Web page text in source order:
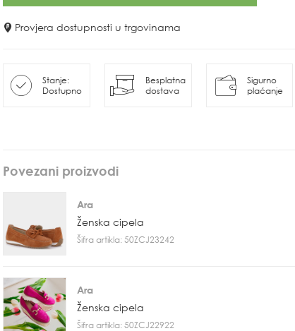
Provjera dostupnosti u trgovinama
Stanje:
Dostupno
Besplatna
dostava
Sigurno
plaćanje
Povezani proizvodi
Ara
Ženska cipela
Šifra artikla: 50ZCJ23242
Ara
Ženska cipela
Šifra artikla: 50ZCJ22922